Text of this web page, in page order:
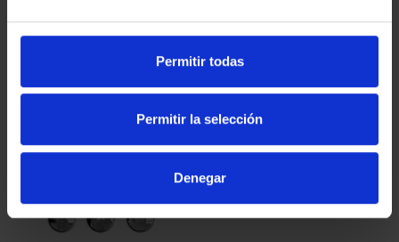
Permitir todas
Permitir la selección
Denegar